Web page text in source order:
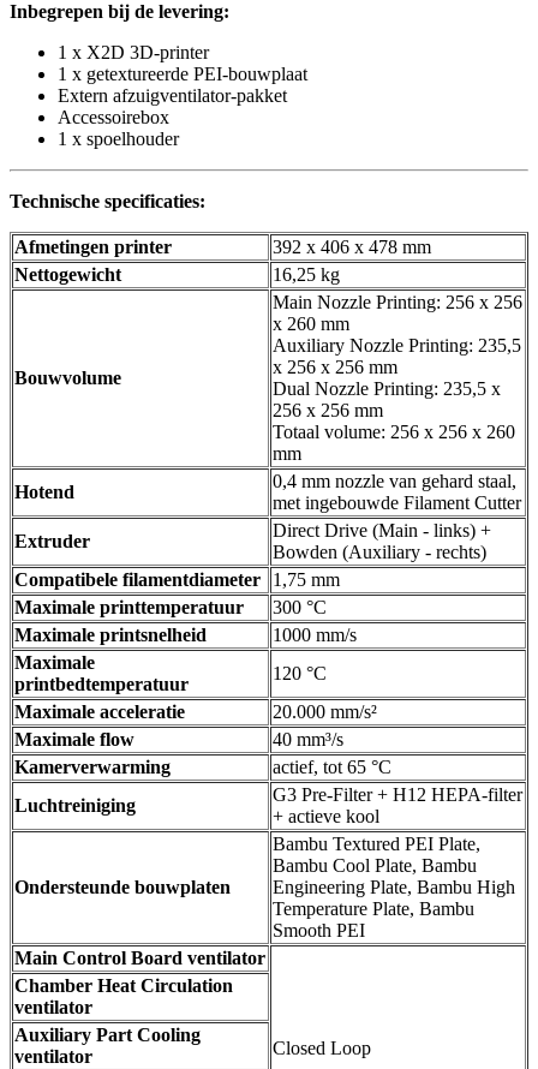
Inbegrepen bij de levering:
1 x X2D 3D-printer
1 x getextureerde PEI-bouwplaat
Extern afzuigventilator-pakket
Accessoirebox
1 x spoelhouder
Technische specificaties:
Afmetingen printer
392 x 406 x 478 mm
Nettogewicht
16,25 kg
Bouwvolume
Main Nozzle Printing: 256 x 256
x 260 mm
Auxiliary Nozzle Printing: 235,5
x 256 x 256 mm
Dual Nozzle Printing: 235,5 x
256 x 256 mm
Totaal volume: 256 x 256 x 260
mm
Hotend
0,4 mm nozzle van gehard staal,
met ingebouwde Filament Cutter
Extruder
Direct Drive (Main - links) +
Bowden (Auxiliary - rechts)
Compatibele filamentdiameter
1,75 mm
Maximale printtemperatuur
300 °C
Maximale printsnelheid
1000 mm/s
Maximale
printbedtemperatuur
120 °C
Maximale acceleratie
20.000 mm/s²
Maximale flow
40 mm³/s
Kamerverwarming
actief, tot 65 °C
Luchtreiniging
G3 Pre-Filter + H12 HEPA-filter
+ actieve kool
Ondersteunde bouwplaten
Bambu Textured PEI Plate,
Bambu Cool Plate, Bambu
Engineering Plate, Bambu High
Temperature Plate, Bambu
Smooth PEI
Main Control Board ventilator
Closed Loop
Chamber Heat Circulation
ventilator
Auxiliary Part Cooling
ventilator